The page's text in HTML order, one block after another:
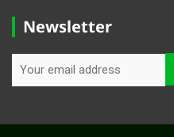
Newsletter